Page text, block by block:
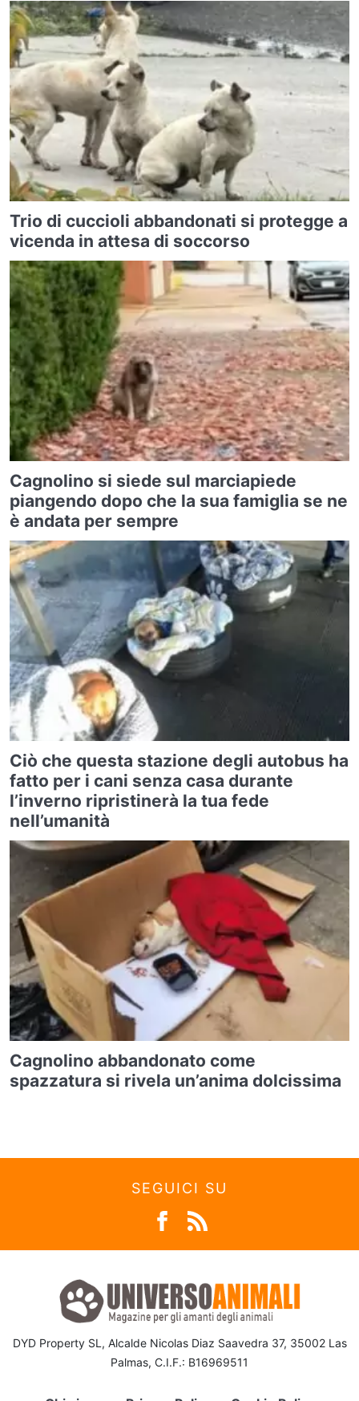
Trio di cuccioli abbandonati si protegge a
vicenda in attesa di soccorso
Cagnolino si siede sul marciapiede
piangendo dopo che la sua famiglia se ne
è andata per sempre
Ciò che questa stazione degli autobus ha
fatto per i cani senza casa durante
l’inverno ripristinerà la tua fede
nell’umanità
Cagnolino abbandonato come
spazzatura si rivela un’anima dolcissima
SEGUICI SU
DYD Property SL, Alcalde Nicolas Diaz Saavedra 37, 35002 Las
Palmas, C.I.F.: B16969511